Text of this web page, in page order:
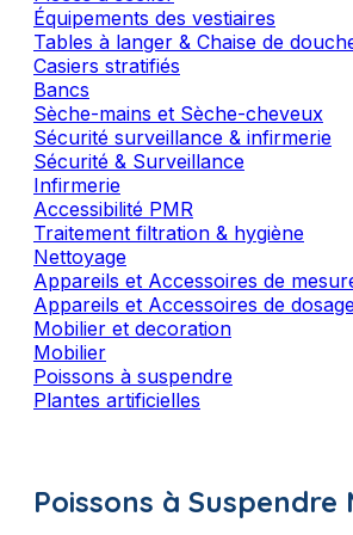
Équipements des vestiaires
Tables à langer & Chaise de
Casiers stratifiés
Bancs
Sèche-mains et Sèche-cheveux
Sécurité surveillance & infirmerie
Sécurité & Surveillance
Infirmerie
Accessibilité PMR
Traitement filtration & hygiène
Nettoyage
Appareils et Accessoires de
Appareils et Accessoires de
Mobilier et decoration
Mobilier
Poissons à suspendre
Plantes artificielles
Poissons à Suspendre